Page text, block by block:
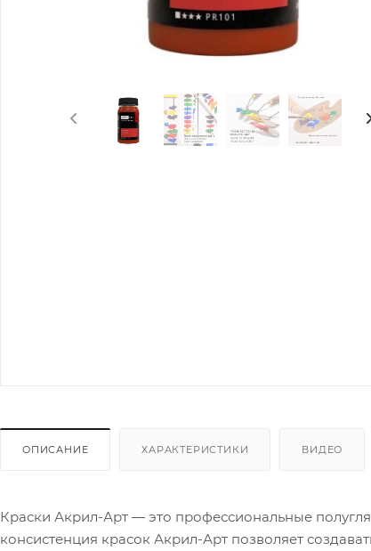
ОПИСАНИЕ ХАРАКТЕРИСТИКИ ВИДЕО
Краски Акрил-Арт — это профессиональные
консистенция красок Акрил-Арт позволяет